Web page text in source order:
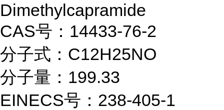
Dimethylcapramide
CAS号：14433-76-2
分子式：C12H25NO
分子量：199.33
EINECS号：238-405-1